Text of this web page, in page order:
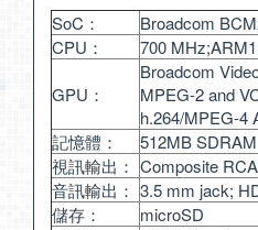
SoC：
Broadcom
CPU：
700
GPU：
Broadcom
MPEG-2 and
h.264/MPEG-4
記憶體：
512MB
視訊輸出： Composite
音訊輸出： 3.5 mm jack;
儲存：
microSD